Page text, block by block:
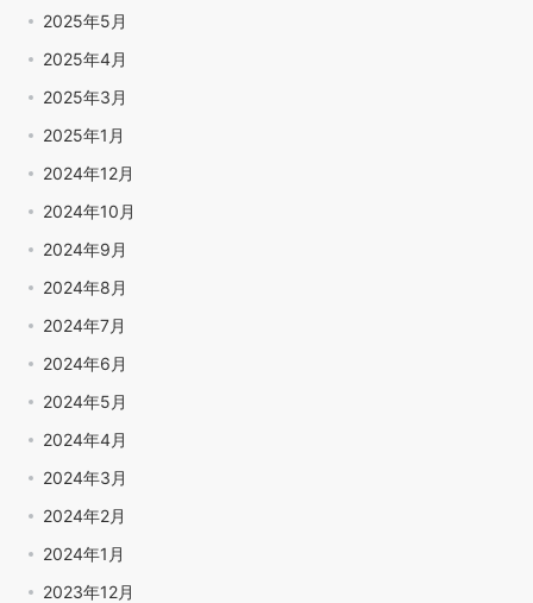
2025年5月
2025年4月
2025年3月
2025年1月
2024年12月
2024年10月
2024年9月
2024年8月
2024年7月
2024年6月
2024年5月
2024年4月
2024年3月
2024年2月
2024年1月
2023年12月